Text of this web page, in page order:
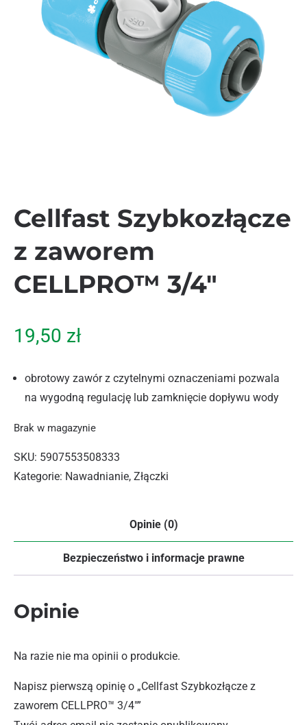
Cellfast Szybkozłącze
z zaworem
CELLPRO™ 3/4″
19,50 zł
obrotowy zawór z czytelnymi oznaczeniami pozwala
na wygodną regulację lub zamknięcie dopływu wody
Brak w magazynie
SKU: 5907553508333
Kategorie: Nawadnianie, Złączki
Opinie (0)
Bezpieczeństwo i informacje prawne
Opinie
Na razie nie ma opinii o produkcie.
Napisz pierwszą opinię o „Cellfast Szybkozłącze z
zaworem CELLPRO™ 3/4″”